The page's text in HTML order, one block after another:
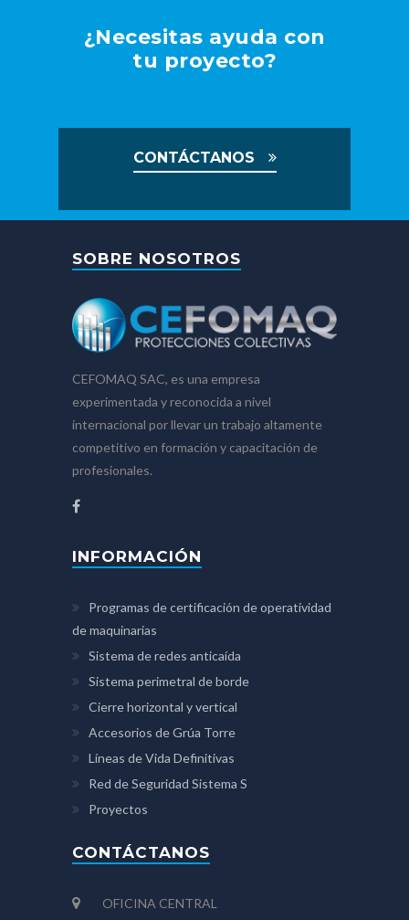
¿Necesitas ayuda con
tu proyecto?
CONTÁCTANOS
SOBRE NOSOTROS
CEFOMAQ SAC, es una empresa
experimentada y reconocida a nivel
internacional por llevar un trabajo altamente
competitivo en formación y capacitación de
profesionales.
INFORMACIÓN
Programas de certificación de operatividad
de maquinarias
Sistema de redes anticaída
Sistema perimetral de borde
Cierre horizontal y vertical
Accesorios de Grúa Torre
Líneas de Vida Definitivas
Red de Seguridad Sistema S
Proyectos
CONTÁCTANOS
OFICINA CENTRAL